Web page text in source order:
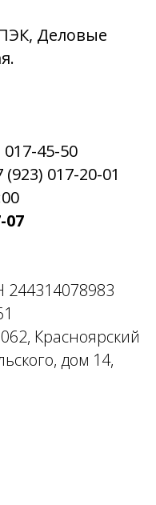
Деловые
45-50
017-20-01
07
Красноярский
дом 14,